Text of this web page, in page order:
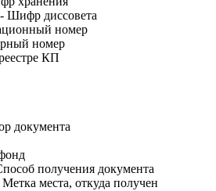
- Шифр диссовета
номер
номер
КП
документа
получения документа
Метка места, откуда получен